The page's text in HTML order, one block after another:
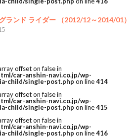
ランド ライダー （2012/12～2014/01）
offset on false in
car-anshin-navi.co.jp/wp-
child/single-post.php on line414
offset on false in
car-anshin-navi.co.jp/wp-
child/single-post.php on line415
offset on false in
car-anshin-navi.co.jp/wp-
child/single-post.php on line416